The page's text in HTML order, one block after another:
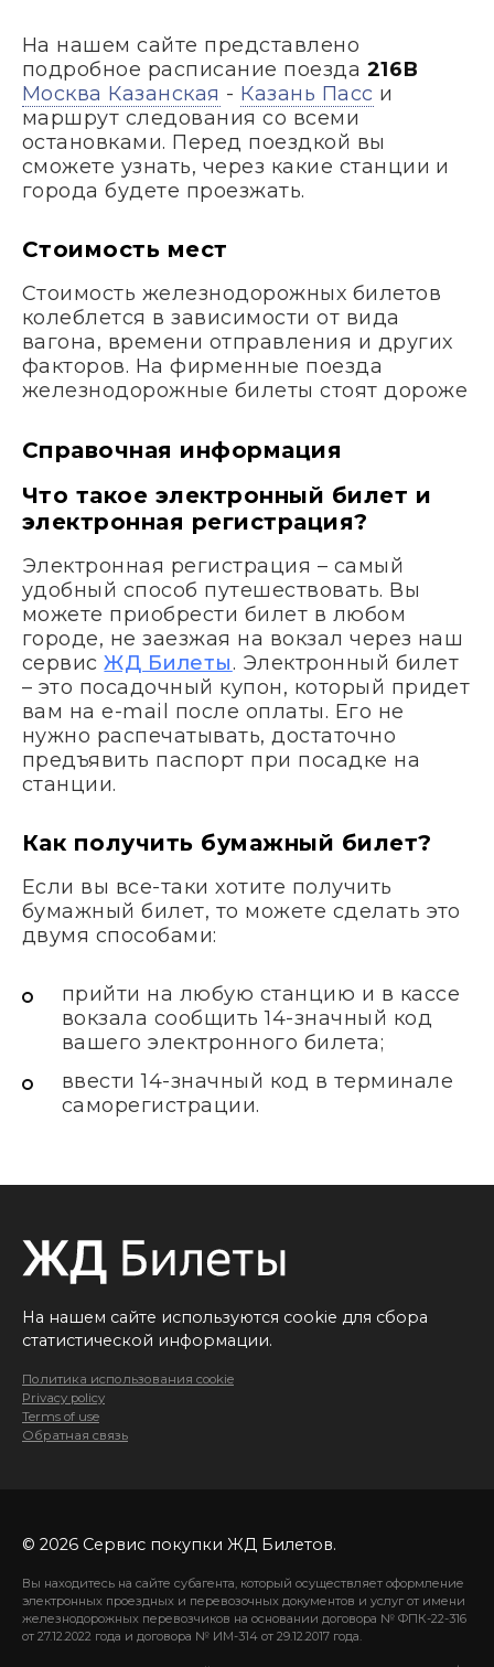
На нашем сайте представлено
подробное расписание поезда 216В
Москва Казанская - Казань Пасс и
маршрут следования со всеми
остановками. Перед поездкой вы
сможете узнать, через какие станции и
города будете проезжать.
Стоимость мест
Стоимость железнодорожных билетов
колеблется в зависимости от вида
вагона, времени отправления и других
факторов. На фирменные поезда
железнодорожные билеты стоят дороже
Справочная информация
Что такое электронный билет и
электронная регистрация?
Электронная регистрация – самый
удобный способ путешествовать. Вы
можете приобрести билет в любом
городе, не заезжая на вокзал через наш
сервисЖД Билеты. Электронный билет
– это посадочный купон, который придет
вам на e-mail после оплаты. Его не
нужно распечатывать, достаточно
предъявить паспорт при посадке на
станции.
Как получить бумажный билет?
Если вы все-таки хотите получить
бумажный билет, то можете сделать это
двумя способами:
прийти на любую станцию и в кассе
вокзала сообщить 14-значный код
вашего электронного билета;
ввести 14-значный код в терминале
саморегистрации.
На нашем сайте используются cookie для сбора
статистической информации.
Политика использования cookie
Privacy policy
Terms of use
Обратная связь
© 2026 Сервис покупки ЖД Билетов.
Вы находитесь на сайте субагента, который осуществляет оформление
электронных проездных и перевозочных документов и услуг от имени
железнодорожных перевозчиков на основании договора № ФПК-22-316
от 27.12.2022 года и договора № ИМ-314 от 29.12.2017 года.